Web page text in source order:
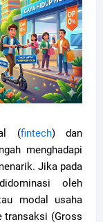
(fintech) dan
menghadapi
Jika pada
oleh
modal usaha
transaksi (Gross